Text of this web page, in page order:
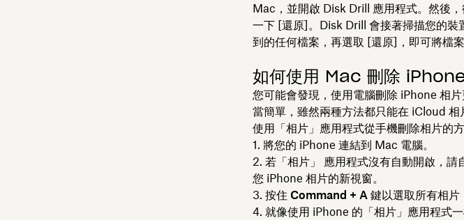
Mac，並開啟 Disk Drill 應用程式。然後
一下 [還原] 。Disk Drill 會接著掃描您的裝
到的任何檔案，再選取 [還原] ，即可將檔
如何使用 Mac 刪除
您可能會發現，使用電腦刪除 iPhone 相
當簡單，雖然兩種方法都只能在 iCloud 相
使用「相片」應用程式從手機刪除相片的方
將您的 iPhone 連結到 Mac 電腦。
若「相片」
應用程式沒有自動開啟，請
您 iPhone 相片的新視窗。
按住 Command + A鍵以選取所有相片
就像使用 iPhone 的「相片」應用程式